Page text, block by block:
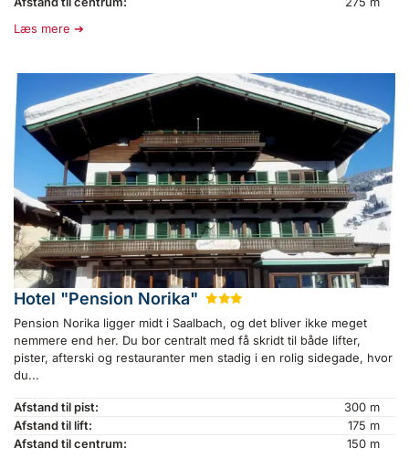
Læs mere
Hotel "Pension Norika" ★★
Pension Norika ligger midt i Saalbach, og det bliver ikke meget
nemmere end her. Du bor centralt med få skridt til både lifter,
pister, afterski og restauranter men stadig i en rolig sidegade, hvor
du...
Afstand til pist:
300 m
Afstand til lift:
175 m
Afstand til centrum:
150 m